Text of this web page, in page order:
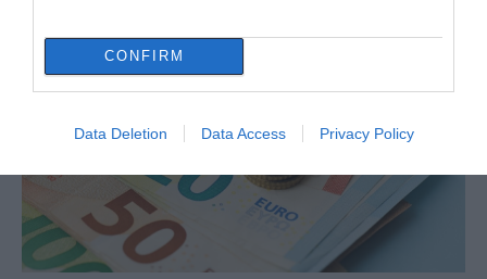
CONFIRM
Data Deletion Data Access Privacy Policy